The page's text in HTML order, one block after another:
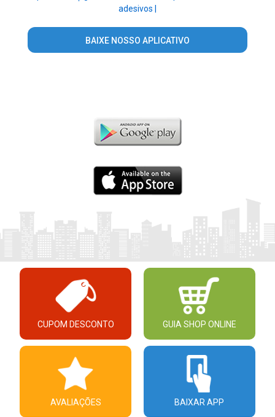
adesivos |
BAIXE NOSSO APLICATIVO
CUPOM DESCONTO GUIA SHOP ONLINE
AVALIAÇÕES BAIXAR APP